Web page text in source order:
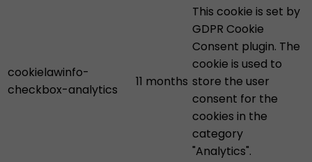
cookielawinfo-
checkbox-analytics
11 months
This cookie is set by
GDPR Cookie
Consent plugin. The
cookie is used to
store the user
consent for the
cookies in the
category
"Analytics".